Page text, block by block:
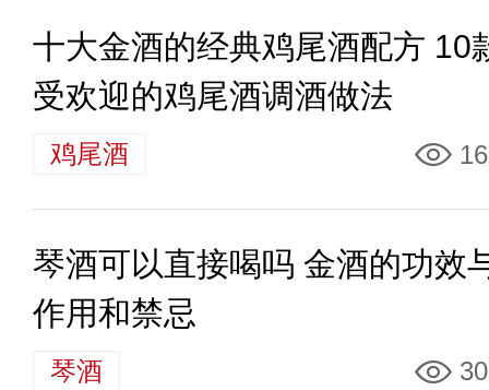
十大金酒的经典鸡尾酒配方 10
受欢迎的鸡尾酒调酒做法
鸡尾酒
琴酒可以直接喝吗 金酒的功效
作用和禁忌
琴酒